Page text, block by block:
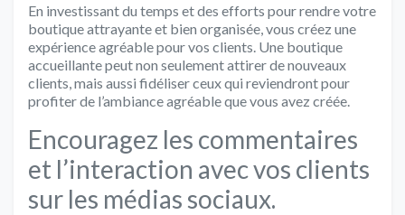
En investissant du temps et des efforts pour rendre votre
boutique attrayante et bien organisée, vous créez une
expérience agréable pour vos clients. Une boutique
accueillante peut non seulement attirer de nouveaux
clients, mais aussi fidéliser ceux qui reviendront pour
profiter de l’ambiance agréable que vous avez créée.
Encouragez les commentaires
et l’interaction avec vos clients
sur les médias sociaux.